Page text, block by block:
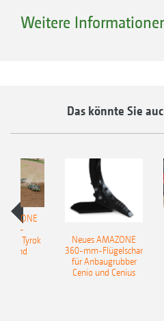
HD-Walzenlager
Optional gibt es die
HD-Ausführung für
Einsatzsicherheit und
Extreme Lebensdauer
Gleitringdichtung
werden. Striegel schaffen
Weitere
Das könnte Sie
Tyrok
Neues AMAZONE
360-mm-Flügelschar
für Anbaugrubber
Cenio und Cenius